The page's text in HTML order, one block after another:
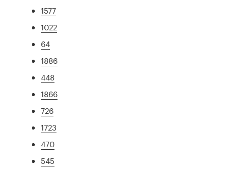
1577
1022
64
1886
448
1866
726
1723
470
545